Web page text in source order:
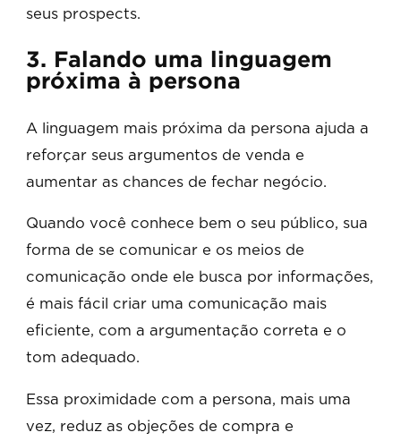
seus prospects.
3. Falando uma linguagem
próxima à persona
A linguagem mais próxima da persona ajuda a
reforçar seus argumentos de venda e
aumentar as chances de fechar negócio.
Quando você conhece bem o seu público, sua
forma de se comunicar e os meios de
comunicação onde ele busca por informações,
é mais fácil criar uma comunicação mais
eficiente, com a argumentação correta e o
tom adequado.
Essa proximidade com a persona, mais uma
vez, reduz as objeções de compra e